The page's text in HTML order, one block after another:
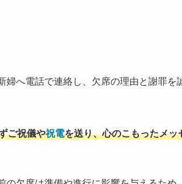
へ電話で連絡し、欠席の理由と謝罪を
ご祝儀や祝電を送り、心のこもったメッ